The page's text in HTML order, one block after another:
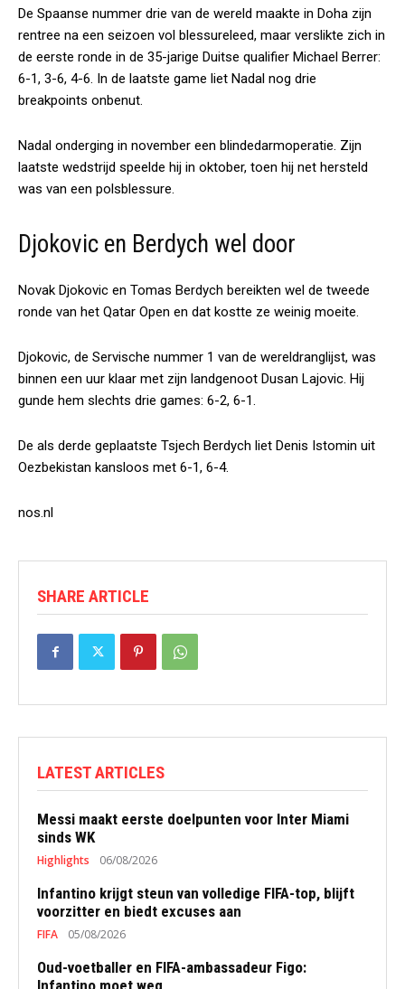
De Spaanse nummer drie van de wereld maakte in Doha zijn
rentree na een seizoen vol blessureleed, maar verslikte zich in
de eerste ronde in de 35-jarige Duitse qualifier Michael Berrer:
6-1, 3-6, 4-6. In de laatste game liet Nadal nog drie
breakpoints onbenut.
Nadal onderging in november een blindedarmoperatie. Zijn
laatste wedstrijd speelde hij in oktober, toen hij net hersteld
was van een polsblessure.
Djokovic en Berdych wel door
Novak Djokovic en Tomas Berdych bereikten wel de tweede
ronde van het Qatar Open en dat kostte ze weinig moeite.
Djokovic, de Servische nummer 1 van de wereldranglijst, was
binnen een uur klaar met zijn landgenoot Dusan Lajovic. Hij
gunde hem slechts drie games: 6-2, 6-1.
De als derde geplaatste Tsjech Berdych liet Denis Istomin uit
Oezbekistan kansloos met 6-1, 6-4.
nos.nl
SHARE ARTICLE
LATEST ARTICLES
Messi maakt eerste doelpunten voor Inter Miami
sinds WK
Highlights 06/08/2026
Infantino krijgt steun van volledige FIFA-top, blijft
voorzitter en biedt excuses aan
FIFA 05/08/2026
Oud-voetballer en FIFA-ambassadeur Figo:
Infantino moet weg